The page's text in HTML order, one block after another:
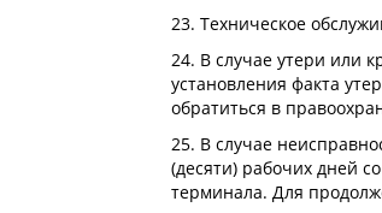
23. Техническое
24. В случае утери или
установления факта
обратиться в
25. В случае
(десяти) рабочих дней
терминала. Для